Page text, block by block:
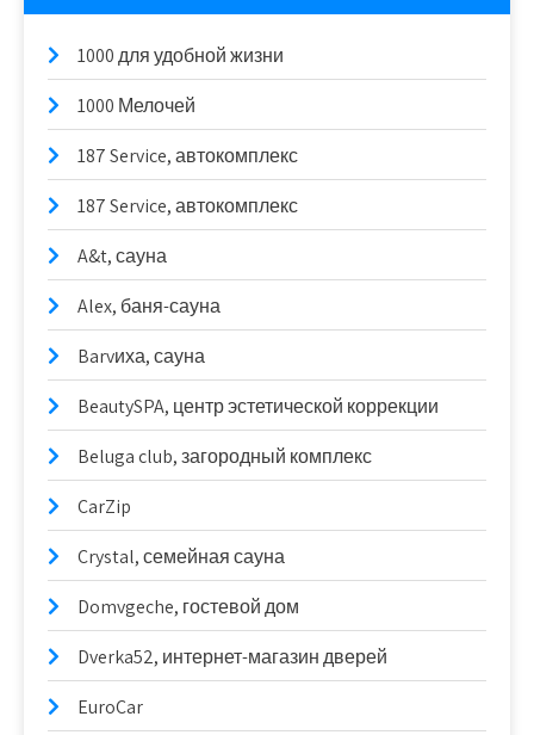
1000 для удобной жизни
1000 Мелочей
187 Service, автокомплекс
187 Service, автокомплекс
A&t, сауна
Alex, баня-сауна
Barvиха, сауна
BeautySPA, центр эстетической коррекции
Beluga club, загородный комплекс
CarZip
Crystal, семейная сауна
Domvgeche, гостевой дом
Dverka52, интернет-магазин дверей
EuroCar